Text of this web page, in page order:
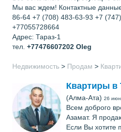
Мы вас ждем! Контактные
86-64 +7 (708) 483-63-93 +7
+77055728664
Адрес: Тараз-1
тел. +77476607202 Oleg
Недвижимость > Продам >
Квартиры в
(Алма-Ата) 26
Всем доброго
Азамат. Я
Если Вы хотите